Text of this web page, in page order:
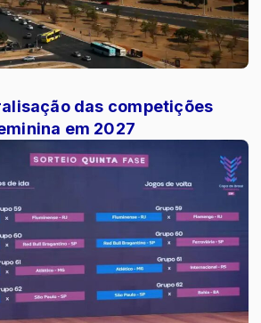
das competições
em 2027